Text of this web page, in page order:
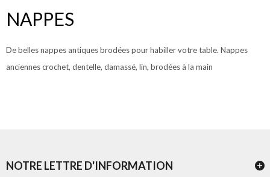
NAPPES
De belles nappes antiques brodées pour habiller votre table. Nappes
anciennes crochet, dentelle, damassé, lin, brodées à la main
NOTRE LETTRE D'INFORMATION